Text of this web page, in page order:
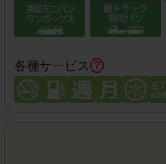
各種サービス